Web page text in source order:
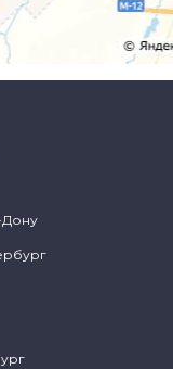
Дону